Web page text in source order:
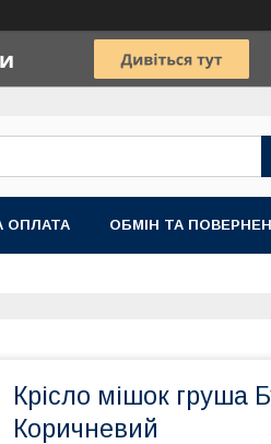
ОПЛАТА ОБМІН ТА
Крісло мішок груша
Коричневий